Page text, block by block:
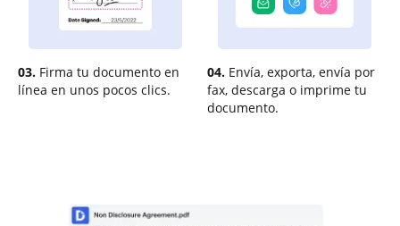
03. Firma tu documento en
línea en unos pocos clics.
04. Envía, exporta, envía por
fax, descarga o imprime tu
documento.